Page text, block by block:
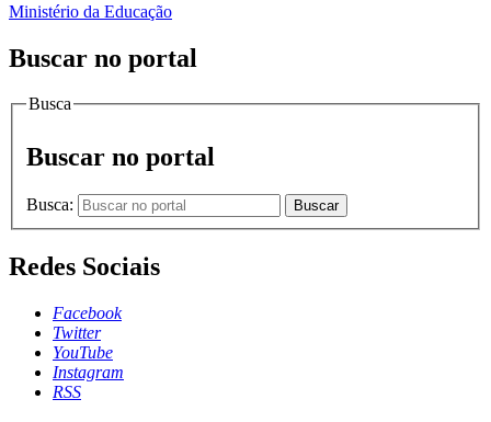
Ministério da Educação
Buscar no portal
Busca
Buscar no portal
Busca: Buscar
Redes Sociais
Facebook
Twitter
YouTube
Instagram
RSS